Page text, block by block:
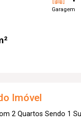
Garagem
Imóvel
2 Quartos Sendo 1